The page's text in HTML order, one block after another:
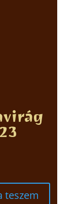
teszem